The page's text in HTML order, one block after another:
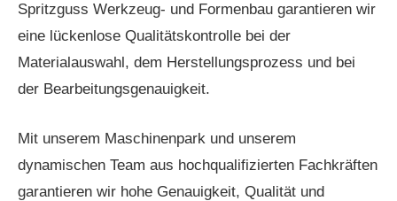
Spritzguss Werkzeug- und Formenbau garantieren wir
eine lückenlose Qualitätskontrolle bei der
Materialauswahl, dem Herstellungsprozess und bei
der Bearbeitungsgenauigkeit.
Mit unserem Maschinenpark und unserem
dynamischen Team aus hochqualifizierten Fachkräften
garantieren wir hohe Genauigkeit, Qualität und